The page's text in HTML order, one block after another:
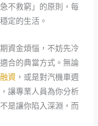
不救窮」的原則，每
定的生活。
資金煩惱，不妨先冷
合的典當方式。無論
資 ，或是對汽機車週
讓專業人員為你分析
是讓你陷入深淵，而